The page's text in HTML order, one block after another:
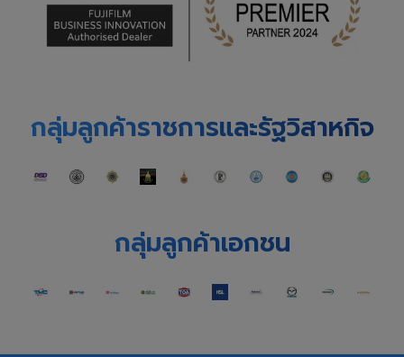
กลุ่มลูกค้าราชการและรัฐวิสาหกิจ
กลุ่มลูกค้าเอกชน